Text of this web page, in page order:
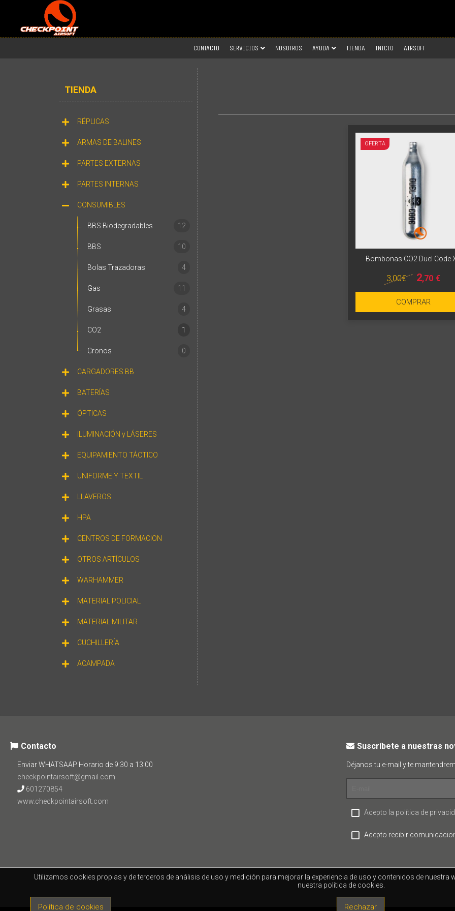
CONTACTO SERVICIOS NOSOTROS AYUDA TIENDA INICIO AIRSOFT
TIENDA
RÉPLICAS
ARMAS DE BALINES
PARTES EXTERNAS
PARTES INTERNAS
CONSUMIBLES
BBS Biodegradables 12
BBS 10
Bolas Trazadoras 4
Gas 11
Grasas 4
CO2 1
Cronos 0
CARGADORES BB
BATERÍAS
ÓPTICAS
ILUMINACIÓN y LÁSERES
EQUIPAMIENTO TÁCTICO
UNIFORME Y TEXTIL
LLAVEROS
HPA
CENTROS DE FORMACION
OTROS ARTÍCULOS
WARHAMMER
MATERIAL POLICIAL
MATERIAL MILITAR
CUCHILLERÍA
ACAMPADA
OFERTA
Bombonas CO2 Duel Code
3,00€ 2,70 €
COMPRAR
Contacto
Enviar WHATSAAP Horario de 9:30 a 13:00
checkpointairsoft@gmail.com
601270854
www.checkpointairsoft.com
Suscríbete a nuestras
Déjanos tu e-mail y te
Acepto la política de
Acepto recibir
Utilizamos cookies propias y de terceros de análisis de uso y medición para mejorar la experiencia de uso y contenidos de
nuestra política de cookies.
Política de cookies Rechazar